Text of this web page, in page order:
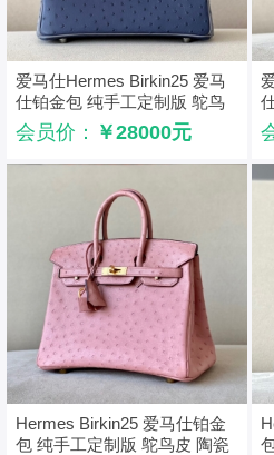
爱马仕Hermes Birkin25 爱马
仕铂金包 纯手工定制版 鸵鸟
皮 蓝色玛瑙灰拼色
会员价： ￥28000元
Hermes Birkin25 爱马仕铂金
包 纯手工定制版 鸵鸟皮 陶瓷